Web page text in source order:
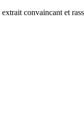
convaincant et